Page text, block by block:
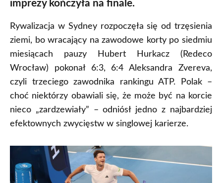
imprezy kończyła na finale.
Rywalizacja w Sydney rozpoczęła się od trzęsienia
ziemi, bo wracający na zawodowe korty po siedmiu
miesiącach pauzy Hubert Hurkacz (Redeco
Wrocław) pokonał 6:3, 6:4 Aleksandra Zvereva,
czyli trzeciego zawodnika rankingu ATP. Polak –
choć niektórzy obawiali się, że może być na korcie
nieco „zardzewiały” – odniósł jedno z najbardziej
efektownych zwycięstw w singlowej karierze.